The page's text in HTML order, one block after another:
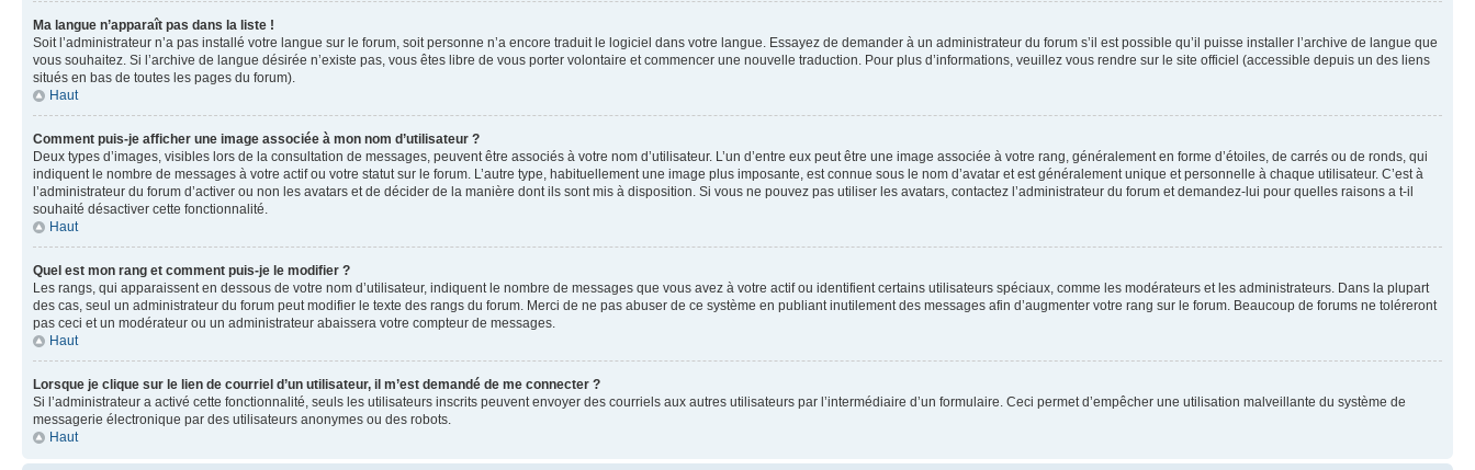
Ma langue n’apparaît pas dans la liste !
Soit l’administrateur n’a pas installé votre langue sur le forum, soit personne n’a encore traduit le logiciel dans votre langue. Essayez de demander à un administrateur du forum s’il est possible qu’il puisse installer l’archive de langue que
vous souhaitez. Si l’archive de langue désirée n’existe pas, vous êtes libre de vous porter volontaire et commencer une nouvelle traduction. Pour plus d’informations, veuillez vous rendre sur le site officiel (accessible depuis un des liens
situés en bas de toutes les pages du forum).
Haut
Comment puis-je afficher une image associée à mon nom d’utilisateur ?
Deux types d’images, visibles lors de la consultation de messages, peuvent être associés à votre nom d’utilisateur. L’un d’entre eux peut être une image associée à votre rang, généralement en forme d’étoiles, de carrés ou de ronds, qui
indiquent le nombre de messages à votre actif ou votre statut sur le forum. L’autre type, habituellement une image plus imposante, est connue sous le nom d’avatar et est généralement unique et personnelle à chaque utilisateur. C’est à
l’administrateur du forum d’activer ou non les avatars et de décider de la manière dont ils sont mis à disposition. Si vous ne pouvez pas utiliser les avatars, contactez l’administrateur du forum et demandez-lui pour quelles raisons a t-il
souhaité désactiver cette fonctionnalité.
Haut
Quel est mon rang et comment puis-je le modifier ?
Les rangs, qui apparaissent en dessous de votre nom d’utilisateur, indiquent le nombre de messages que vous avez à votre actif ou identifient certains utilisateurs spéciaux, comme les modérateurs et les administrateurs. Dans la plupart
des cas, seul un administrateur du forum peut modifier le texte des rangs du forum. Merci de ne pas abuser de ce système en publiant inutilement des messages afin d’augmenter votre rang sur le forum. Beaucoup de forums ne toléreront
pas ceci et un modérateur ou un administrateur abaissera votre compteur de messages.
Haut
Lorsque je clique sur le lien de courriel d’un utilisateur, il m’est demandé de me connecter ?
Si l’administrateur a activé cette fonctionnalité, seuls les utilisateurs inscrits peuvent envoyer des courriels aux autres utilisateurs par l’intermédiaire d’un formulaire. Ceci permet d’empêcher une utilisation malveillante du système de
messagerie électronique par des utilisateurs anonymes ou des robots.
Haut